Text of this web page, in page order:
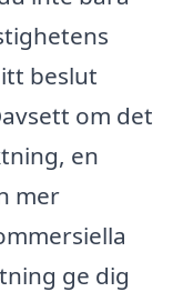
beslut
om det
en
mer
ge dig